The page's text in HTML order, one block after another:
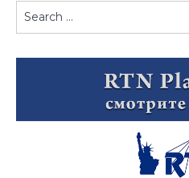
Search
for: